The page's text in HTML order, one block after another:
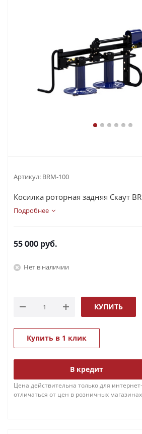
Артикул: BRM-100
Косилка роторная задняя Скаут
Подробнее
55 000 руб.
Нет в наличии
КУПИТЬ
Купить в 1 клик
В кредит
Цена действительна только для
отличаться от цен в розничных магазинах